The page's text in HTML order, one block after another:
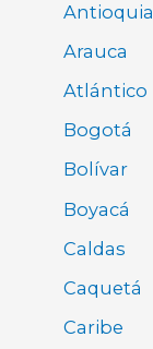
Antioquia
Arauca
Atlántico
Bogotá
Bolívar
Boyacá
Caldas
Caquetá
Caribe